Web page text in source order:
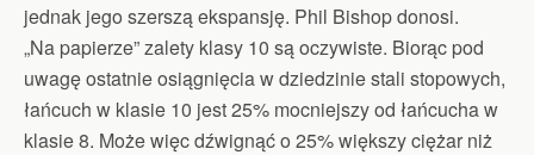
jednak jego szerszą ekspansję. Phil Bishop donosi.
„Na papierze” zalety klasy 10 są oczywiste. Biorąc pod
uwagę ostatnie osiągnięcia w dziedzinie stali stopowych,
łańcuch w klasie 10 jest 25% mocniejszy od łańcucha w
klasie 8. Może więc dźwignąć o 25% większy ciężar niż